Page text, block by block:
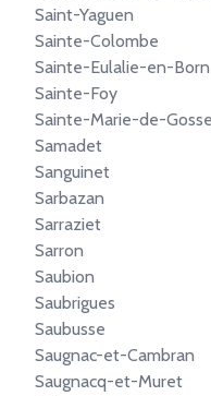
Saint-Yaguen
Sainte-Colombe
Sainte-Eulalie-en-Born
Sainte-Foy
Sainte-Marie-de-Gosse
Samadet
Sanguinet
Sarbazan
Sarraziet
Sarron
Saubion
Saubrigues
Saubusse
Saugnac-et-Cambran
Saugnacq-et-Muret